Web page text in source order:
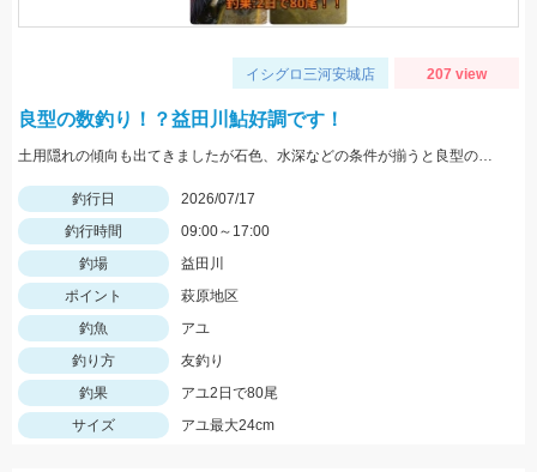
イシグロ三河安城店 207 view
良型の数釣り！？益田川鮎好調です！
土用隠れの傾向も出てきましたが石色、水深などの条件が揃うと良型の数釣りが出来ます！三河安城店岩崎釣行
釣行日
2026/07/17
釣行時間
09:00～17:00
釣場
益田川
ポイント
萩原地区
釣魚
アユ
釣り方
友釣り
釣果
アユ2日で80尾
サイズ
アユ最大24cm